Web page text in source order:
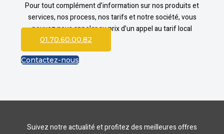
Pour tout complément d’information sur nos produits et
services, nos process, nos tarifs et notre société, vous
pouvez nous appeler au prix d’un appel au tarif local
01.70.60.00.82
Contactez-nous
Suivez notre actualité et profitez des meilleures offres